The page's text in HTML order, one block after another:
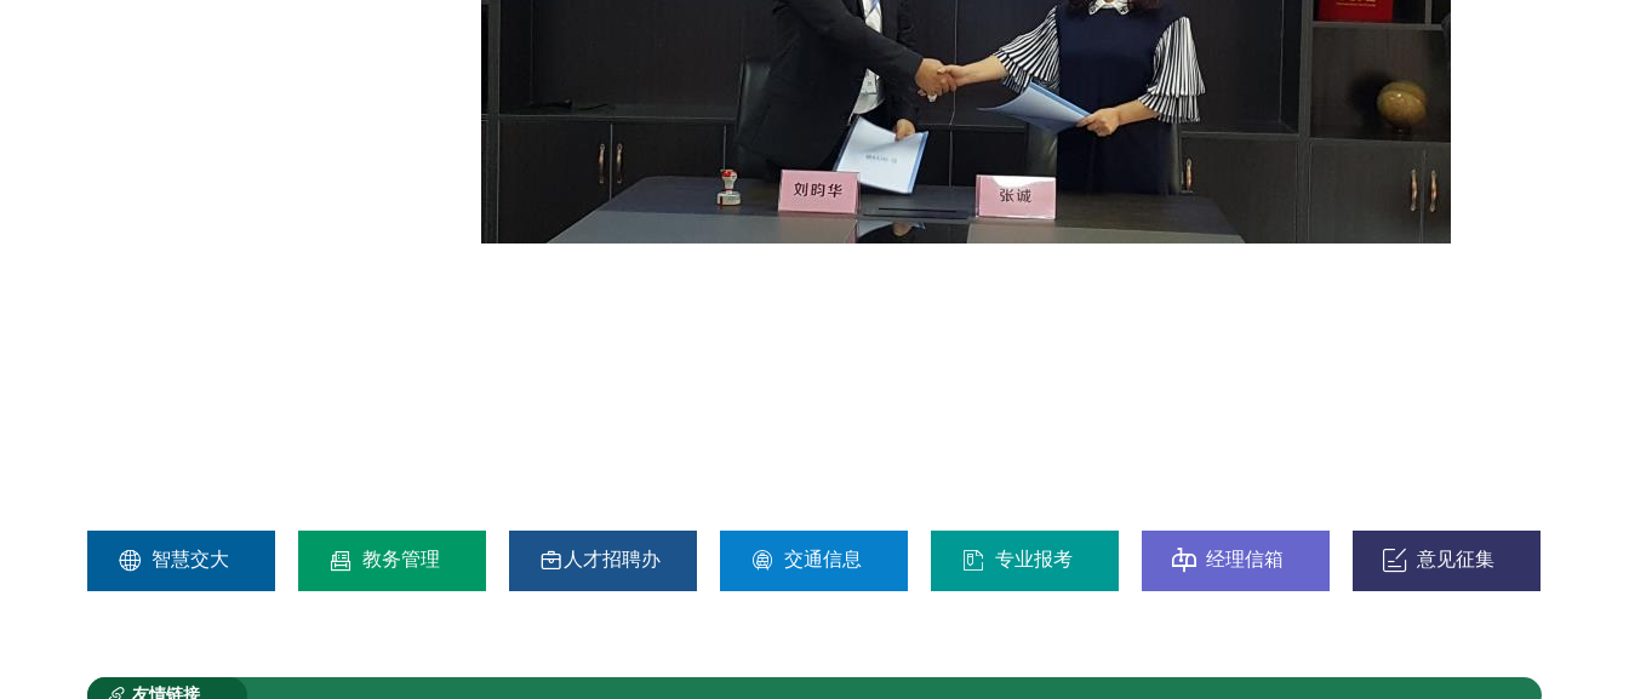
 智慧交大  教务管理  人才招聘办  交通信息  专业报考  经理信箱  意见征集
友情链接